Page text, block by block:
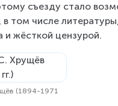
съезду стало
том числе
и жёсткой цензурой.
(1894-1971